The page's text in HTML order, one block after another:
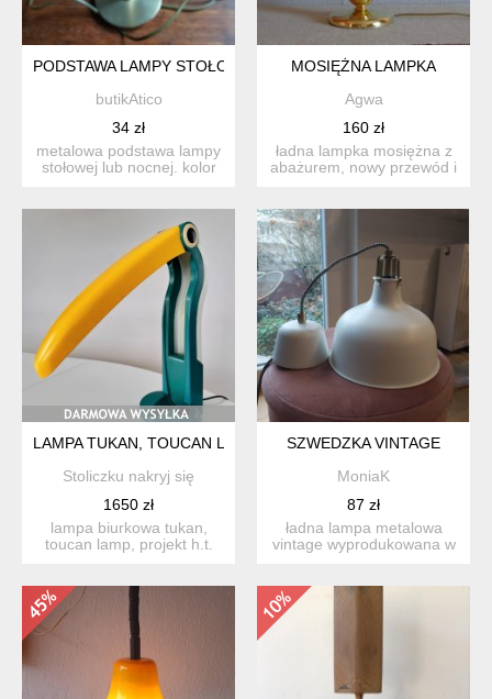
PODSTAWA LAMPY STOŁOWEJ/NOCNEJ
butikAtico
34 zł
metalowa podstawa lampy
stołowej lub nocnej. kolor
MOSIĘŻNA LAMPKA
Agwa
160 zł
ładna lampka mosiężna z
abażurem, nowy przewód i
LAMPA TUKAN, TOUCAN LAMP, PROJEKT. H. T. HUANA, LATA
Stoliczku nakryj się
1650 zł
lampa biurkowa tukan,
toucan lamp, projekt h.t.
SZWEDZKA VINTAGE
MoniaK
87 zł
ładna lampa metalowa
vintage wyprodukowana w